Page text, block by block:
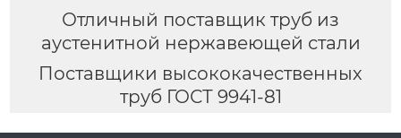
Отличный поставщик труб из
аустенитной нержавеющей стали
Поставщики высококачественных
труб ГОСТ 9941-81